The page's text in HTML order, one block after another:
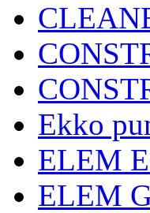
Ekko
ELEM
ELEM